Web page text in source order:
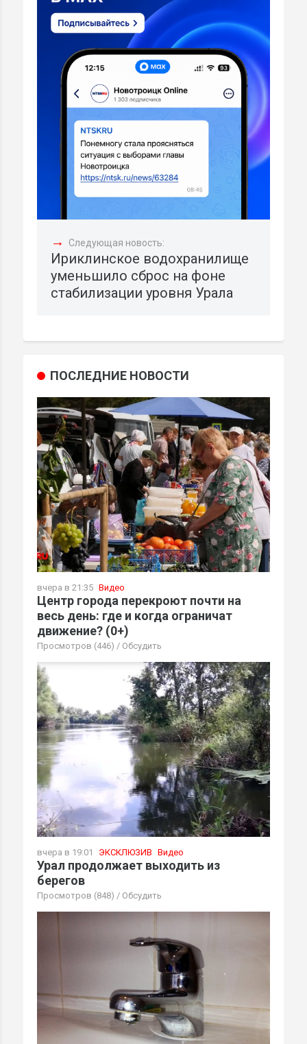
→ Следующая новость:
Ириклинское водохранилище
уменьшило сброс на фоне
стабилизации уровня Урала
ПОСЛЕДНИЕ НОВОСТИ
вчера в 21:35 Видео
Центр города перекроют почти на
весь день: где и когда ограничат
движение? (0+)
Просмотров (446) / Обсудить
вчера в 19:01 ЭКСКЛЮЗИВ Видео
Урал продолжает выходить из
берегов
Просмотров (848) / Обсудить